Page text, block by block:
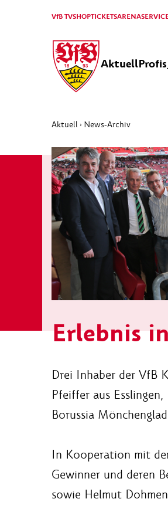
VfB TVSHOPTICKETSARENA
AktuellProfis
Aktuell › News-Archiv
Erlebnis
Drei Inhaber der VfB
Pfeiffer aus
Borussia
In Kooperation mit
Gewinner und deren
sowie Helmut